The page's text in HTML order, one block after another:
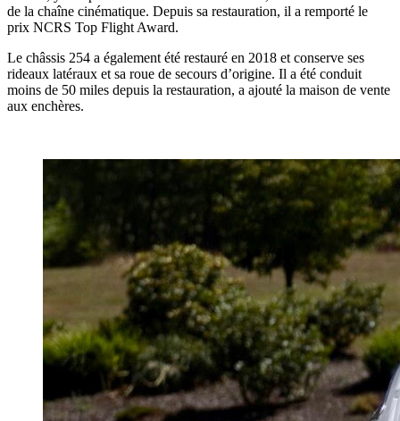
de la chaîne cinématique. Depuis sa restauration, il a remporté le
prix NCRS Top Flight Award.
Le châssis 254 a également été restauré en 2018 et conserve ses
rideaux latéraux et sa roue de secours d’origine. Il a été conduit
moins de 50 miles depuis la restauration, a ajouté la maison de vente
aux enchères.